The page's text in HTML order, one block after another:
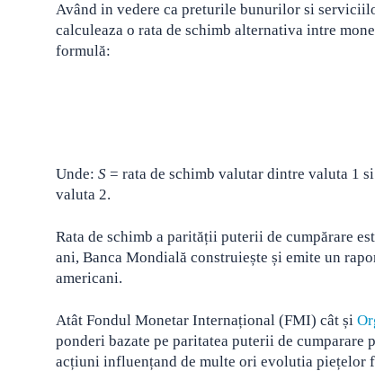
Având in vedere ca preturile bunurilor si
calculeaza o rata de schimb alternativa intre
formulă:
Unde: S = rata de schimb valutar dintre valuta 1
valuta 2.
Rata de schimb a parității puterii de cumpărare
ani, Banca Mondială construiește și emite un
americani.
Atât Fondul Monetar Internațional (FMI) cât și
ponderi bazate pe paritatea puterii de
acțiuni influențand de multe ori evolutia piețelor